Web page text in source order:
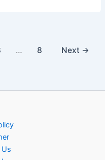
… 8 Next →